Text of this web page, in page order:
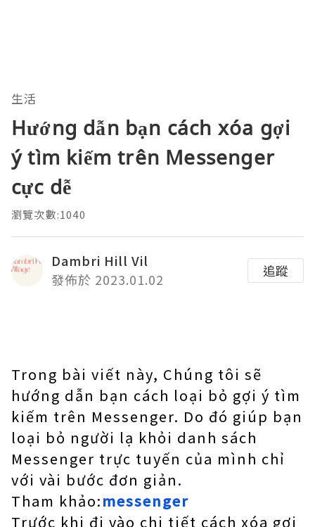
生活
Hướng dẫn bạn cách xóa gợi
ý tìm kiếm trên Messenger
cực dễ
瀏覽次數:1040
Dambri Hill Vil
發佈於 2023.01.02
追蹤
Trong bài viết này, Chúng tôi sẽ
hướng dẫn bạn cách loại bỏ gợi ý tìm
kiếm trên Messenger. Do đó giúp bạn
loại bỏ người lạ khỏi danh sách
Messenger trực tuyến của mình chỉ
với vài bước đơn giản.
Tham khảo:messenger
Trước khi đi vào chi tiết cách xóa gợi